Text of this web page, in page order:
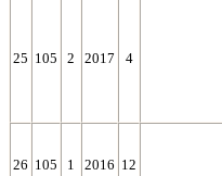
25 105 2 2017 4
26 105 1 2016 12